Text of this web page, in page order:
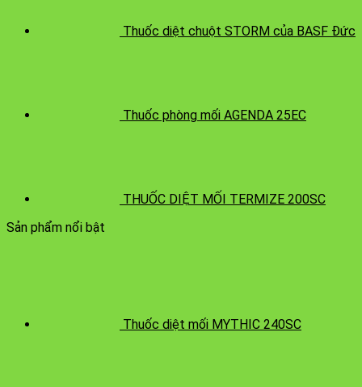
Thuốc diệt chuột STORM của BASF Đức
Thuốc phòng mối AGENDA 25EC
THUỐC DIỆT MỐI TERMIZE 200SC
Sản phẩm nổi bật
Thuốc diệt mối MYTHIC 240SC